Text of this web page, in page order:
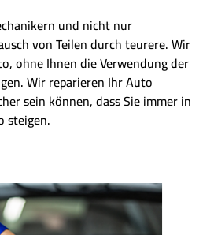
und nicht nur
von Teilen durch teurere. Wir
ohne Ihnen die Verwendung der
Wir reparieren Ihr Auto
sein können, dass Sie immer in
steigen.